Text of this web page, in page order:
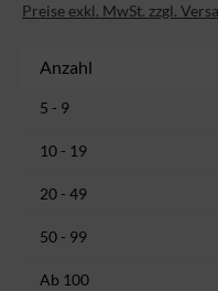
Preise exkl. MwSt. zzgl.
Anzahl
5 - 9
10 - 19
20 - 49
50 - 99
Ab 100